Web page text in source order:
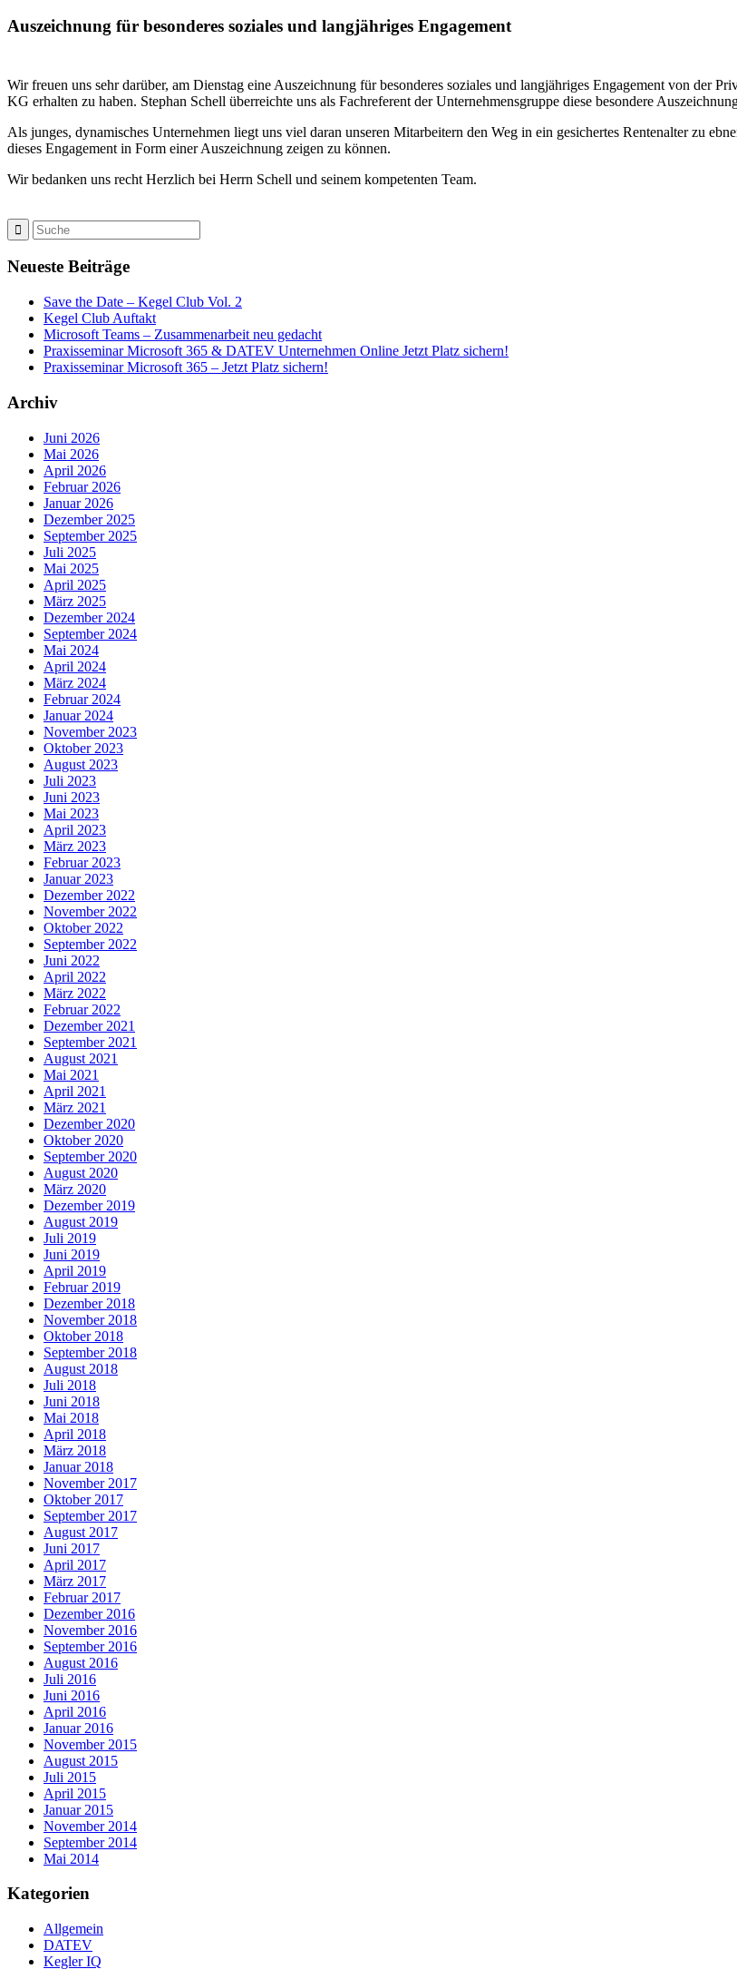
Auszeichnung für besonderes soziales und langjähriges Engagement
Wir freuen uns sehr darüber, am Dienstag eine Auszeichnung für besonderes soziales und langjähriges Engagement von der
KG erhalten zu haben. Stephan Schell überreichte uns als Fachreferent der Unternehmensgruppe diese besondere
Als junges, dynamisches Unternehmen liegt uns viel daran unseren Mitarbeitern den Weg in ein gesichertes Rentenalter zu
dieses Engagement in Form einer Auszeichnung zeigen zu können.
Wir bedanken uns recht Herzlich bei Herrn Schell und seinem kompetenten Team.
Neueste Beiträge
Save the Date – Kegel Club Vol. 2
Kegel Club Auftakt
Microsoft Teams – Zusammenarbeit neu gedacht
Praxisseminar Microsoft 365 & DATEV Unternehmen Online Jetzt Platz sichern!
Praxisseminar Microsoft 365 – Jetzt Platz sichern!
Archiv
Juni 2026
Mai 2026
April 2026
Februar 2026
Januar 2026
Dezember 2025
September 2025
Juli 2025
Mai 2025
April 2025
März 2025
Dezember 2024
September 2024
Mai 2024
April 2024
März 2024
Februar 2024
Januar 2024
November 2023
Oktober 2023
August 2023
Juli 2023
Juni 2023
Mai 2023
April 2023
März 2023
Februar 2023
Januar 2023
Dezember 2022
November 2022
Oktober 2022
September 2022
Juni 2022
April 2022
März 2022
Februar 2022
Dezember 2021
September 2021
August 2021
Mai 2021
April 2021
März 2021
Dezember 2020
Oktober 2020
September 2020
August 2020
März 2020
Dezember 2019
August 2019
Juli 2019
Juni 2019
April 2019
Februar 2019
Dezember 2018
November 2018
Oktober 2018
September 2018
August 2018
Juli 2018
Juni 2018
Mai 2018
April 2018
März 2018
Januar 2018
November 2017
Oktober 2017
September 2017
August 2017
Juni 2017
April 2017
März 2017
Februar 2017
Dezember 2016
November 2016
September 2016
August 2016
Juli 2016
Juni 2016
April 2016
Januar 2016
November 2015
August 2015
Juli 2015
April 2015
Januar 2015
November 2014
September 2014
Mai 2014
Kategorien
Allgemein
DATEV
Kegler IQ